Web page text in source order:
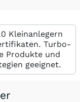
Kleinanlegern
Turbo-
Produkte und
geeignet.